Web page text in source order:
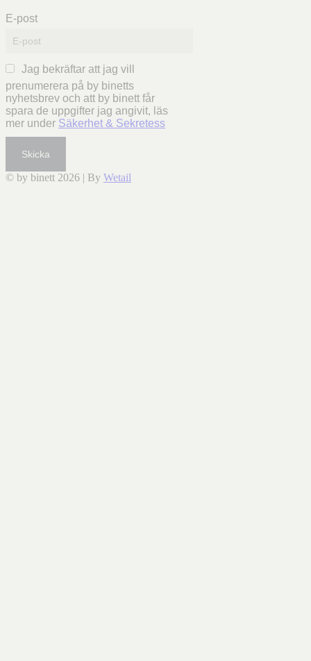
E-post
Jag bekräftar att jag vill
prenumerera på by binetts
nyhetsbrev och att by binett får
spara de uppgifter jag angivit, läs
mer under Säkerhet & Sekretess
Skicka
© by binett 2026 | By Wetail